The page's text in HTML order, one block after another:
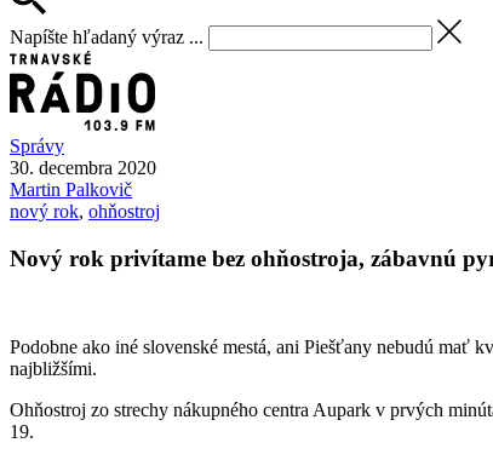
Napíšte hľadaný výraz ...
Správy
30. decembra 2020
Martin Palkovič
nový rok, ohňostroj
Nový rok privítame bez ohňostroja, zábavnú
Podobne ako iné slovenské mestá, ani Piešťany nebudú mať
najbližšími.
Ohňostroj zo strechy nákupného centra Aupark v prvých
19.